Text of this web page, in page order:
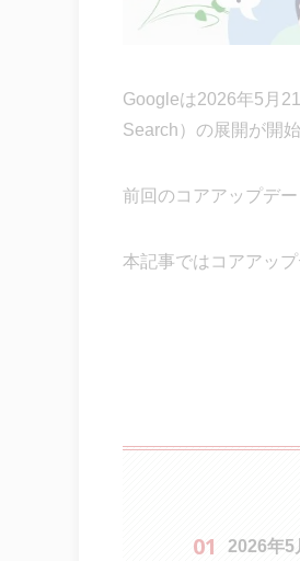
Googleは2026年5月
Search）の展開が開
前回のコアアップデ
本記事ではコアアッ
2026年5